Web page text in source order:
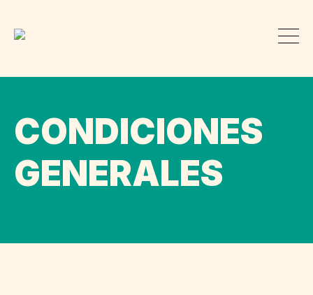
CONDICIONES
GENERALES